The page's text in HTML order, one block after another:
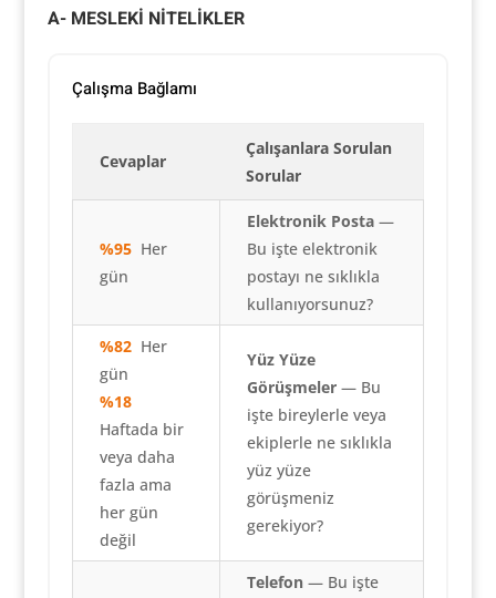
A- MESLEKİ NİTELİKLER
Çalışma Bağlamı
Cevaplar
Çalışanlara Sorulan
Sorular
%95Her
gün
Elektronik Posta—
Bu işte elektronik
postayı ne sıklıkla
kullanıyorsunuz?
%82Her
gün
%18
Haftada bir
veya daha
fazla ama
her gün
değil
Yüz Yüze
Görüşmeler— Bu
işte bireylerle veya
ekiplerle ne sıklıkla
yüz yüze
görüşmeniz
gerekiyor?
Telefon — Bu işte